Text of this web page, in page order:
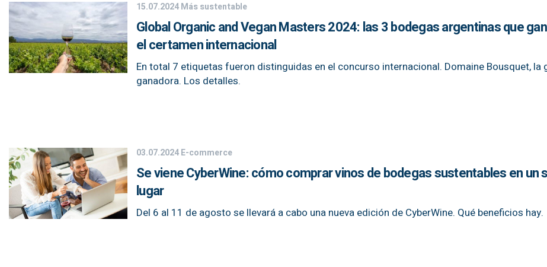
15.07.2024Más sustentable
Global Organic and Vegan Masters 2024: las 3 bodegas argentinas que
el certamen internacional
En total 7 etiquetas fueron distinguidas en el concurso internacional. Domaine Bousquet, la
ganadora. Los detalles.
03.07.2024E-commerce
Se viene CyberWine: cómo comprar vinos de bodegas sustentables en un
lugar
Del 6 al 11 de agosto se llevará a cabo una nueva edición de CyberWine. Qué beneficios hay.